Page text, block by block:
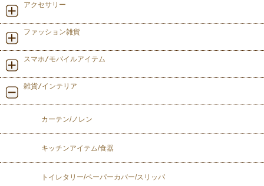
アクセサリー
ファッション雑貨
スマホ/モバイルアイテム
雑貨/インテリア
カーテン/ノレン
キッチンアイテム/食器
トイレタリー/ペーパーカバー/スリッパ